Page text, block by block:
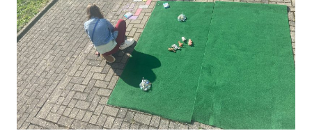
dafür, dass ich
Familie und
Beruf in
Einklang
bringen kann.